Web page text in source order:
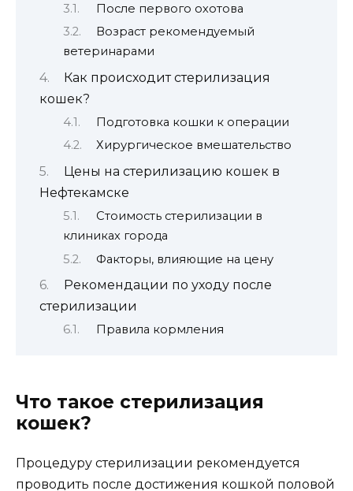
После первого охотова
Возраст рекомендуемый
ветеринарами
Как происходит стерилизация
кошек?
Подготовка кошки к операции
Хирургическое вмешательство
Цены на стерилизацию кошек в
Нефтекамске
Стоимость стерилизации в
клиниках города
Факторы, влияющие на цену
Рекомендации по уходу после
стерилизации
Правила кормления
Что такое стерилизация
кошек?
Процедуру стерилизации рекомендуется
проводить после достижения кошкой половой